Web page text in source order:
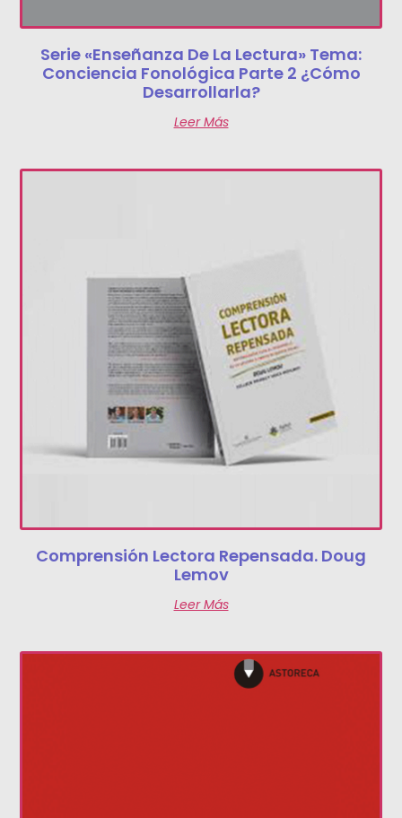
Serie «Enseñanza De La Lectura» Tema:
Conciencia Fonológica Parte 2 ¿Cómo
Desarrollarla?
Leer Más
Comprensión Lectora Repensada. Doug
Lemov
Leer Más